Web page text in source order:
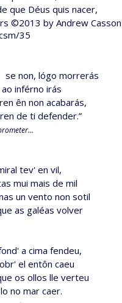
que Déus quis nacer,
©2013 by Andrew Casson
35
se non, lógo morrerás
ao inférno irás
ren ên non acabarás,
de ti defender.”
tev' en vil,
mui mais de mil
un vento non sotil
as galéas volver
a cima fendeu,
el entôn caeu
os ollos lle verteu
no mar caer.